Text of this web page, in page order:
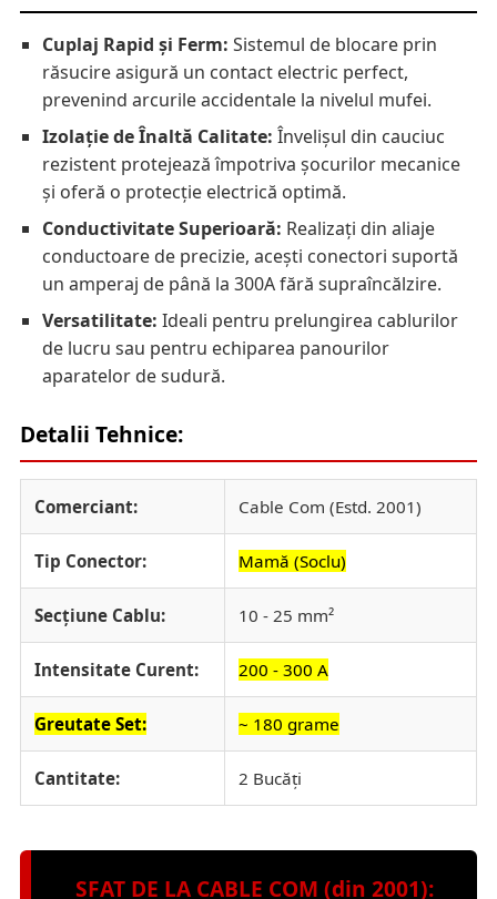
Cuplaj Rapid și Ferm: Sistemul de blocare prin
răsucire asigură un contact electric perfect,
prevenind arcurile accidentale la nivelul mufei.
Izolație de Înaltă Calitate: Învelișul din cauciuc
rezistent protejează împotriva șocurilor mecanice
și oferă o protecție electrică optimă.
Conductivitate Superioară: Realizați din aliaje
conductoare de precizie, acești conectori suportă
un amperaj de până la 300A fără supraîncălzire.
Versatilitate: Ideali pentru prelungirea cablurilor
de lucru sau pentru echiparea panourilor
aparatelor de sudură.
Detalii Tehnice:
Comerciant: Cable Com (Estd. 2001)
Tip Conector: Mamă (Soclu)
Secțiune Cablu: 10 - 25 mm²
Intensitate Curent: 200 - 300 A
Greutate Set: ~ 180 grame
Cantitate: 2 Bucăți
SFAT DE LA CABLE COM (din 2001):